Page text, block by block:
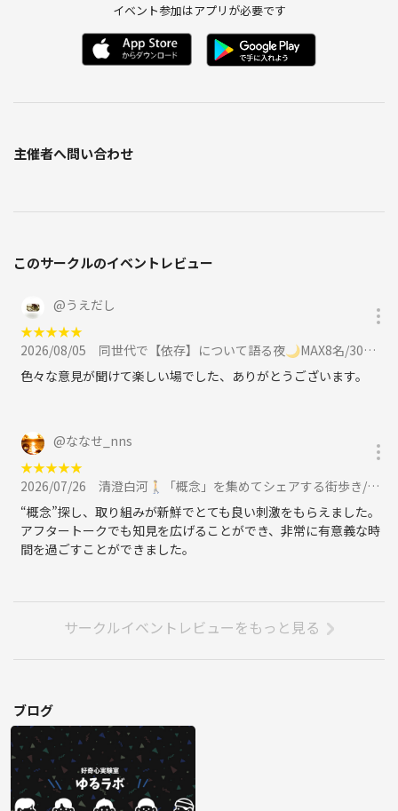
イベント参加はアプリが必要です
主催者へ問い合わせ
このサークルのイベントレビュー
@うえだし
★★★★★
2026/08/05
同世代で【依存】について語る夜🌙MAX8名/30代メイン/平日19時過ぎスタートに参加
色々な意見が聞けて楽しい場でした、ありがとうございます。
@ななせ_nns
★★★★★
2026/07/26
清澄白河🚶「概念」を集めてシェアする街歩き/フォトウォーク🚶概念採集散歩/30代メインに参加
“概念”探し、取り組みが新鮮でとても良い刺激をもらえました。
アフタートークでも知見を広げることができ、非常に有意義な時
間を過ごすことができました。
サークルイベントレビューをもっと見る
ブログ